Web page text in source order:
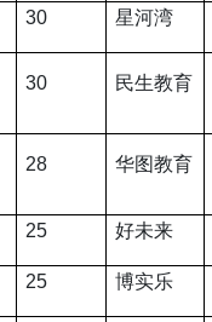
30 星河湾
30 民生教育
28 华图教育
25 好未来
25 博实乐